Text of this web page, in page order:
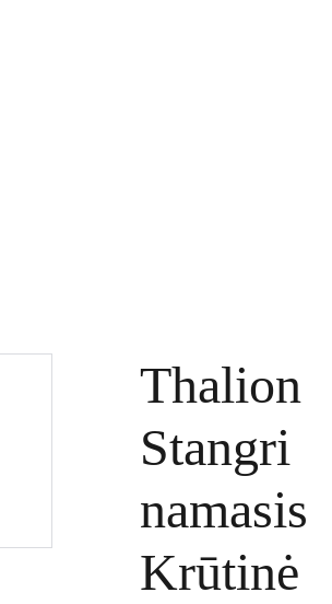
Thalion
Stangri
namasis
Krūtinė